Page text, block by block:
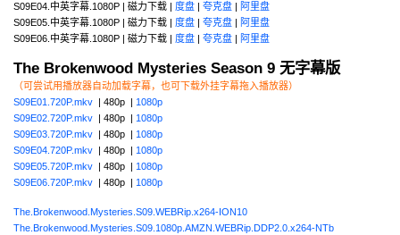
S09E04.中英字幕.1080P | 磁力下载 | 度盘 夸克盘
阿里盘
S09E05.中英字幕.1080P | 磁力下载 | 度盘 夸克盘
阿里盘
S09E06.中英字幕.1080P | 磁力下载 | 度盘 夸克盘 阿里盘
The Brokenwood Mysteries Season 9 无字幕版
（可尝试用播放器自动加载字幕，也可下载外挂字幕拖入播放器）
S09E01.720P.mkv | 480p | 1080p
S09E02.720P.mkv | 480p | 1080p
S09E03.720P.mkv | 480p | 1080p
S09E04.720P.mkv | 480p | 1080p
S09E05.720P.mkv | 480p | 1080p
S09E06.720P.mkv | 480p | 1080p
The.Brokenwood.Mysteries.S09.WEBRip.x264-ION10
The.Brokenwood.Mysteries.S09.1080p.AMZN.WEBRip.DDP2.0.x264-NTb